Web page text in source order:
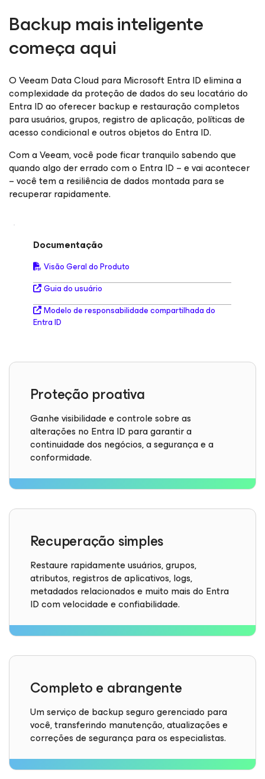
Backup mais inteligente
começa aqui
O Veeam Data Cloud para Microsoft Entra ID elimina a
complexidade da proteção de dados do seu locatário do
Entra ID ao oferecer backup e restauração completos
para usuários, grupos, registro de aplicação, políticas de
acesso condicional e outros objetos do Entra ID.
Com a Veeam, você pode ficar tranquilo sabendo que
quando algo der errado com o Entra ID – e vai acontecer
– você tem a resiliência de dados montada para se
recuperar rapidamente.
Documentação
Visão Geral do Produto
Guia do usuário
Modelo de responsabilidade compartilhada do
Entra ID
Proteção proativa
Ganhe visibilidade e controle sobre as
alterações no Entra ID para garantir a
continuidade dos negócios, a segurança e a
conformidade.
Recuperação simples
Restaure rapidamente usuários, grupos,
atributos, registros de aplicativos, logs,
metadados relacionados e muito mais do Entra
ID com velocidade e confiabilidade.
Completo e abrangente
Um serviço de backup seguro gerenciado para
você, transferindo manutenção, atualizações e
correções de segurança para os especialistas.